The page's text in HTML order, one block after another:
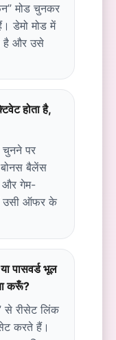
मोड चुनकर
डेमो मोड में
है और उसे
होता है,
चुनने पर
बैलेंस
और गेम-
में उसी ऑफर के
पासवर्ड भूल
करूँ?
से रीसेट लिंक
करते हैं।